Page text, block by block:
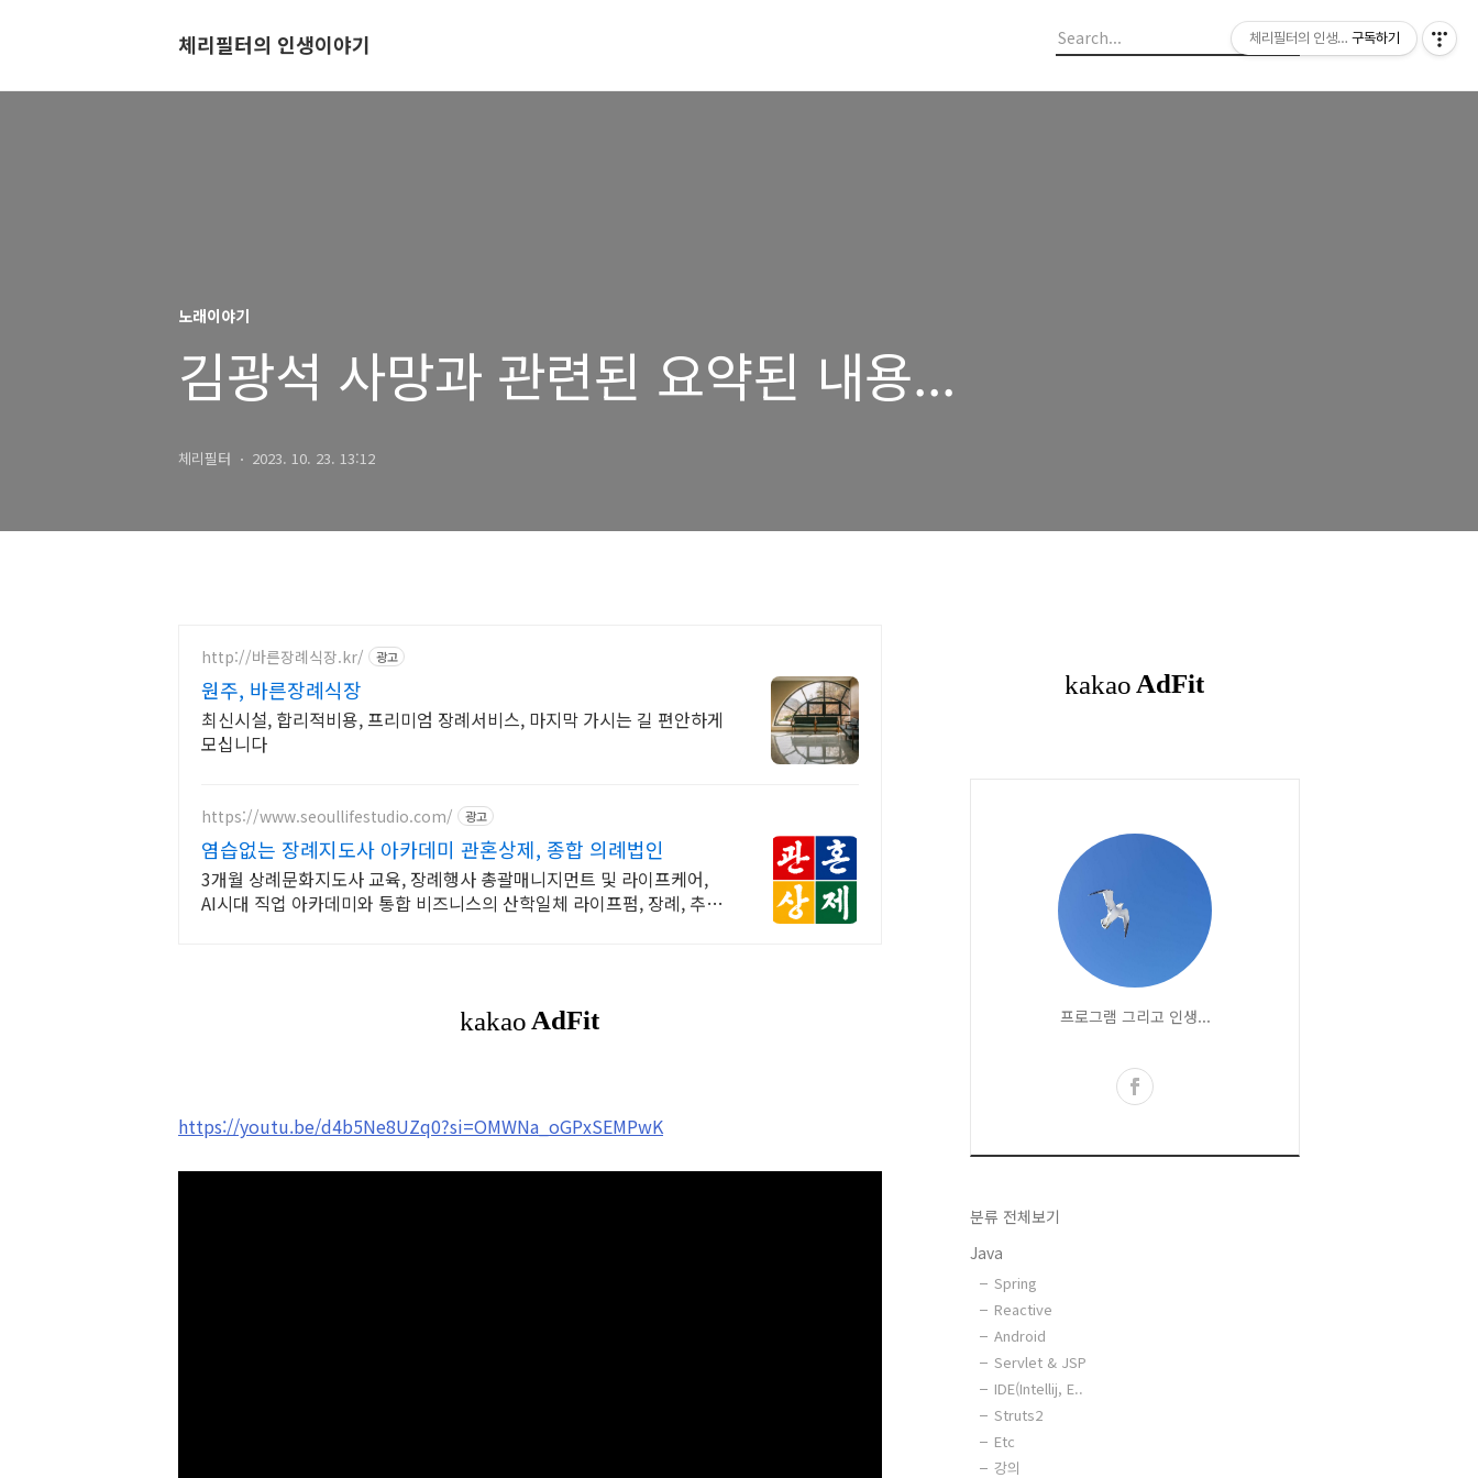
체리필터의 인생이야기
노래이야기
김광석 사망과 관련된 요약된 내용...
체리필터 2023. 10. 23. 13:12
http://바른장례식장.kr/ 광고
원주, 바른장례식장
최신시설, 합리적비용, 프리미엄 장례서비스, 마지막 가시는 길 편안하게
모십니다
https://www.seoullifestudio.com/ 광고
염습없는 장례지도사 아카데미 관혼상제, 종합 의례법인
3개월 상례문화지도사 교육, 장례행사 총괄매니지먼트 및 라이프케어,
AI시대 직업 아카데미와 통합 비즈니스의 산학일체 라이프펌, 장례, 추모
https://youtu.be/d4b5Ne8UZq0?si=OMWNa_oGPxSEMPwK
프로그램 그리고 인생...
분류 전체보기
Java
Spring
Reactive
Android
Servlet & JSP
IDE(Intellij, E..
Struts2
Etc
강의
체리필터의 인생이야기구독하기